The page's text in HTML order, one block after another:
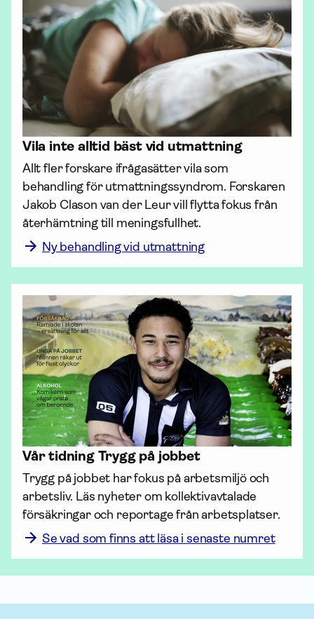
Vila inte alltid bäst vid utmattning
Allt fler forskare ifrågasätter vila som
behandling för utmattnings­syndrom. Forskaren
Jakob Clason van der Leur vill flytta fokus från
återhämtning till meningsfullhet.
Ny behandling vid utmattning
Vår tidning Trygg på jobbet
Trygg på jobbet har fokus på arbetsmiljö och
arbetsliv. Läs nyheter om kollektiv­avtalade
försäk­ringar och reportage från arbetsplatser.
Se vad som finns att läsa i senaste numret